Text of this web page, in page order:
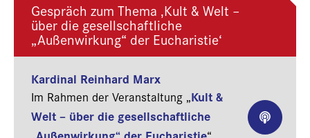
Gespräch zum Thema ‚Kult & Welt –
über die gesellschaftliche
„Außenwirkung“ der Eucharistie‘
Kardinal Reinhard Marx
Im Rahmen der Veranstaltung „Kult &
Welt – über die gesellschaftliche